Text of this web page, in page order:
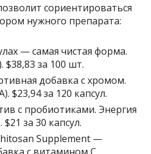
сориентироваться
нужного препарата:
— самая чистая форма.
за 100 шт.
добавка с хромом.
$23,94 за 120 капсул.
с пробиотиками. Энергия
за 30 капсул.
Supplement —
с витамином С.